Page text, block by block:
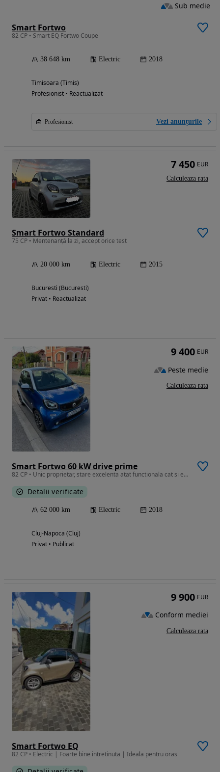
Smart Fortwo
82 CP • Smart EQ Fortwo Coupe
38 648 km Electric 2018
Timisoara (Timis)
Profesionist • Reactualizat
Profesionist Vezi anunțurile
Sub medie
Smart Fortwo Standard
75 CP • Mentenanță la zi, accept orice test
20 000 km Electric 2015
Bucuresti (Bucuresti)
Privat • Reactualizat
7 450 EUR
Calculeaza rata
Smart Fortwo 60 kW drive prime
82 CP • Unic proprietar, stare excelenta atat functionala cat si estetica.
Detalii verificate
62 000 km Electric 2018
Cluj-Napoca (Cluj)
Privat • Publicat
9 400 EUR
Peste medie
Calculeaza rata
Smart Fortwo EQ
82 CP • Electric | Foarte bine intretinuta | Ideala pentru oras
9 900 EUR
Conform mediei
Calculeaza rata